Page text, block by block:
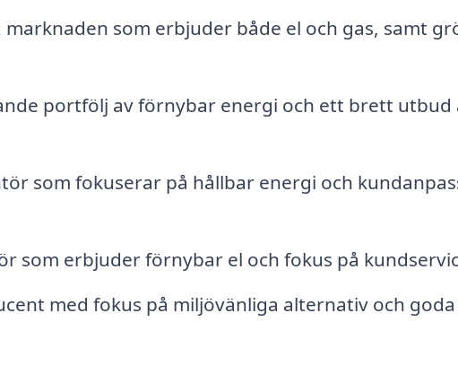
som erbjuder både el och gas, samt
portfölj av förnybar energi och ett brett utbud
som fokuserar på hållbar energi och
som erbjuder förnybar el och fokus på
med fokus på miljövänliga alternativ och goda